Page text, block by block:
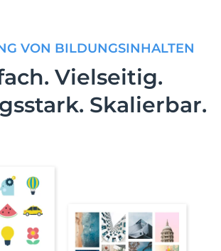
VON BILDUNGSINHALTEN
Vielseitig.
Skalierbar.